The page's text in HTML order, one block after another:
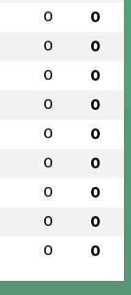
0 0
0 0
0 0
0 0
0 0
0 0
0 0
0 0
0 0